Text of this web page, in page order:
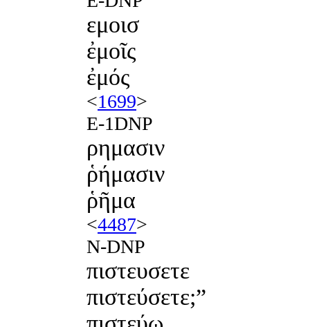
εμοισ
ἐμοῖς
ἐμός
<1699>
E-1DNP
ρημασιν
ῥήμασιν
ῥῆμα
<4487>
N-DNP
πιστευσετε
πιστεύσετε;”